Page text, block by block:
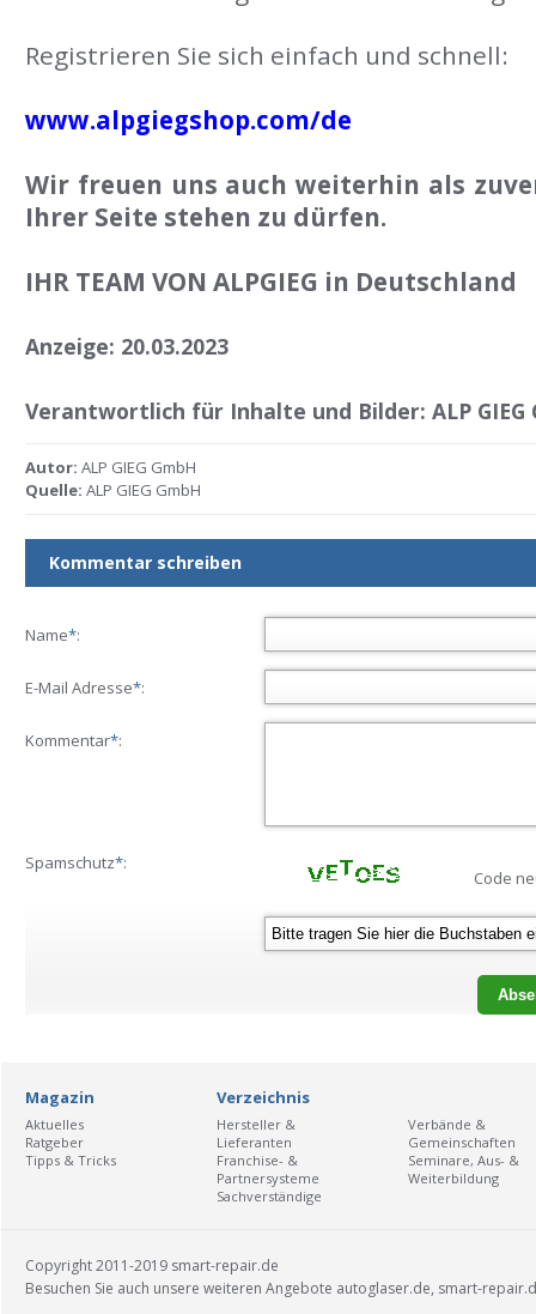
Registrieren Sie sich einfach und schnell:
www.alpgiegshop.com/de
Wir freuen uns auch weiterhin als
Ihrer Seite stehen zu dürfen.
IHR TEAM VON ALPGIEG in Deutschland
Anzeige: 20.03.2023
Verantwortlich für Inhalte und Bilder: ALP GIEG
Autor: ALP GIEG GmbH
Quelle: ALP GIEG GmbH
Kommentar schreiben
Name*:
E-Mail Adresse*:
Kommentar*:
Spamschutz*:
Code
Magazin
Aktuelles
Ratgeber
Tipps & Tricks
Verzeichnis
Hersteller &
Lieferanten
Franchise- &
Partnersysteme
Sachverständige
Verbände &
Gemeinschaften
Seminare, Aus- &
Weiterbildung
Copyright 2011-2019 smart-repair.de
Besuchen Sie auch unsere weiteren Angebote autoglaser.de, smart-